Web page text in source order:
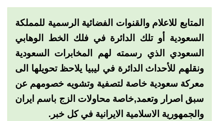
المتابع للاعلام والقنوات الفضائية الرسمية للمملكة
السعودية أو تلك الدائرة في فلك الخط الوهابي
السعودي الذي رسمته لهم المخابرات السعودية
ونقلهم للأحداث الدائرة في ليبيا يلاحظ تحويلها الى
معركة سعودية خاصة لتصفية وتشويه خصومهم عن
سبق اصرار وتعمد,خاصة محاولات الزج باسم ايران
والجمهورية الاسلامية الايرانية في كل خبر.